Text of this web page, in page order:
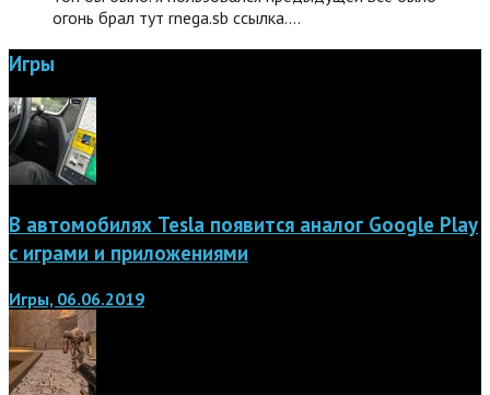
огонь брал тут rnega.sb ссылка.…
Игры
В автомобилях Tesla появится аналог Google Play
с играми и приложениями
Игры, 06.06.2019